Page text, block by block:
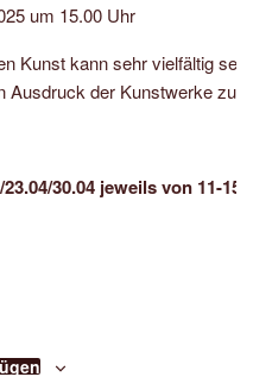
um 15.00 Uhr
Kunst kann sehr vielfältig
Ausdruck der Kunstwerke
30.04 jeweils von 11-15